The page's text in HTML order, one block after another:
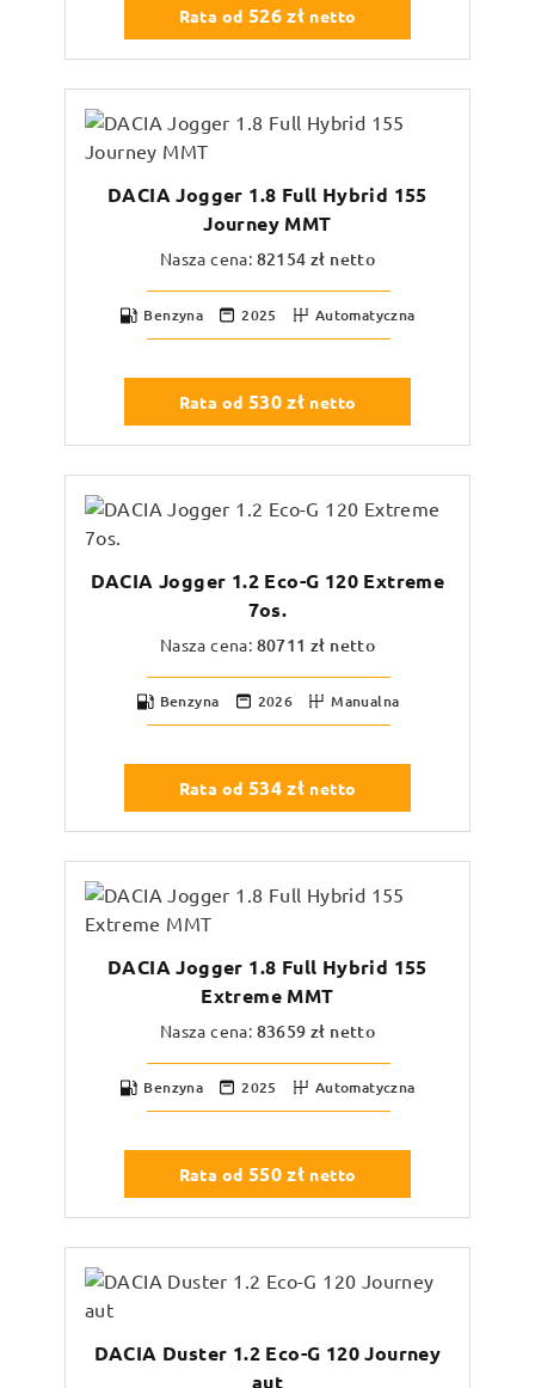
Rata od 526zł netto
DACIA Jogger 1.8 Full Hybrid 155
Journey MMT
Nasza cena: 82154 zł netto
Benzyna 2025 Automatyczna
Rata od 530zł netto
DACIA Jogger 1.2 Eco-G 120 Extreme
7os.
Nasza cena: 80711 zł netto
Benzyna 2026 Manualna
Rata od 534zł netto
DACIA Jogger 1.8 Full Hybrid 155
Extreme MMT
Nasza cena: 83659 zł netto
Benzyna 2025 Automatyczna
Rata od 550zł netto
DACIA Duster 1.2 Eco-G 120 Journey
aut